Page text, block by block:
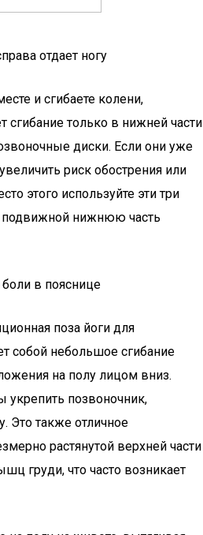
отдает ногу
и сгибаете колени,
сгибание только в нижней части
диски. Если они уже
риск обострения или
этого используйте эти три
подвижной нижнюю часть
поза йоги для
собой небольшое сгибание
на полу лицом вниз.
укрепить позвоночник,
Это также отличное
растянутой верхней части
груди, что часто возникает